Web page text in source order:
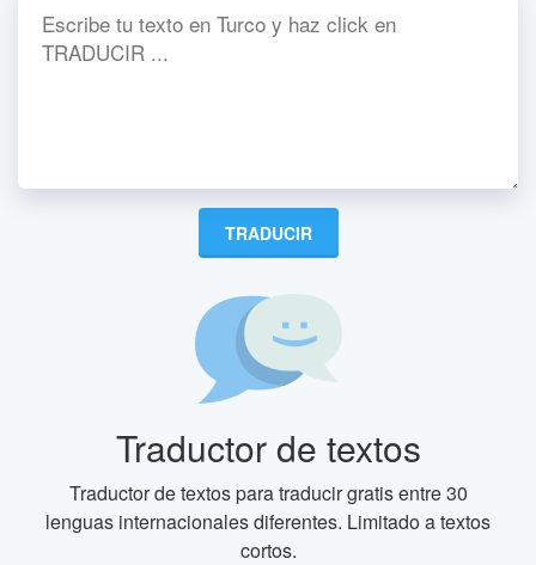
Traductor de textos
Traductor de textos para traducir gratis entre 30
lenguas internacionales diferentes. Limitado a textos
cortos.